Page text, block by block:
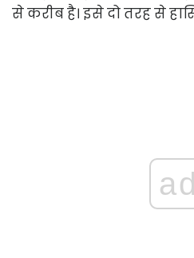
से करीब है। इसे दो तरह से
ad